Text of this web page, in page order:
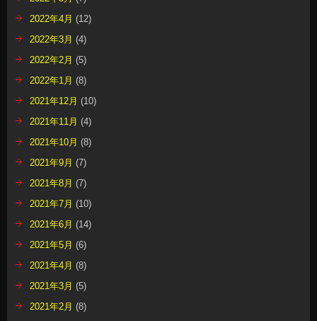
2022年4月 (12)
2022年3月 (4)
2022年2月 (5)
2022年1月 (8)
2021年12月 (10)
2021年11月 (4)
2021年10月 (8)
2021年9月 (7)
2021年8月 (7)
2021年7月 (10)
2021年6月 (14)
2021年5月 (6)
2021年4月 (8)
2021年3月 (5)
2021年2月 (8)